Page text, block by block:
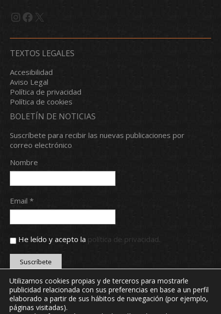
Instagram
Facebook
X
TEXTOS LEGALES
Accesibilidad
Aviso Legal
Política de privacidad
Política de cookies
BOLETÍN DE NOTICIAS
Suscríbete para recibir las nuevas publicaciones por
correo electrónico
Nombre
Email *
He leído y acepto la política de privacidad.
Copyright © 2024 Real Aero Club de León. Todos los
derechos reservados.
Utilizamos cookies propias y de terceros para mostrarle
publicidad relacionada con sus preferencias en base a un perfil
elaborado a partir de sus hábitos de navegación (por ejemplo,
páginas visitadas).